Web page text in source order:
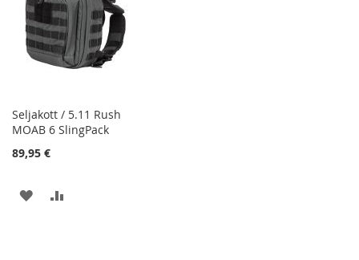
Seljakott / 5.11 Rush
MOAB 6 SlingPack
89,95 €
LISA